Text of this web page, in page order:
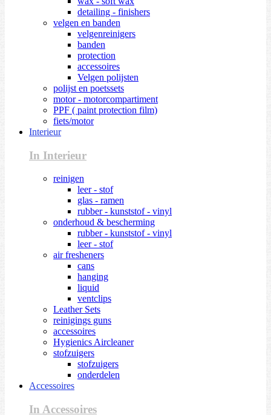
detailing - finishers
velgen en banden
velgenreinigers
banden
protection
accessoires
Velgen polijsten
polijst en poetssets
motor - motorcompartiment
PPF ( paint protection film)
fiets/motor
Interieur
In Interieur
reinigen
leer - stof
glas - ramen
rubber - kunststof - vinyl
onderhoud & bescherming
rubber - kunststof - vinyl
leer - stof
air fresheners
cans
hanging
liquid
ventclips
Leather Sets
reinigings guns
accessoires
Hygienics Aircleaner
stofzuigers
stofzuigers
onderdelen
Accessoires
In Accessoires